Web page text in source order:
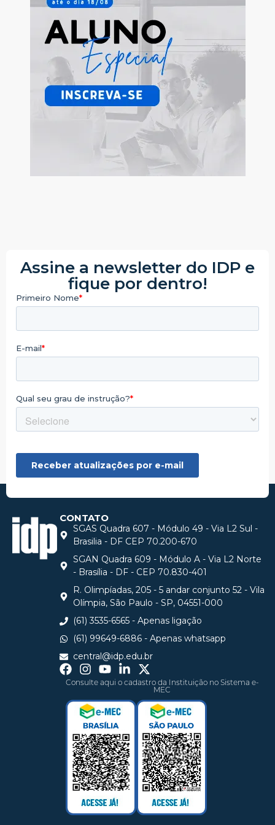
Assine a newsletter do IDP e
fique por dentro!
CONTATO
SGAS Quadra 607 - Módulo 49 - Via L2 Sul -
Brasilia - DF CEP 70.200-670
SGAN Quadra 609 - Módulo A - Via L2 Norte
- Brasília - DF - CEP 70.830-401
R. Olimpíadas, 205 - 5 andar conjunto 52 - Vila
Olímpia, São Paulo - SP, 04551-000
(61) 3535-6565 - Apenas ligação
(61) 99649-6886 - Apenas whatsapp
central@idp.edu.br
Consulte aqui o cadastro da Instituição no Sistema e-
MEC